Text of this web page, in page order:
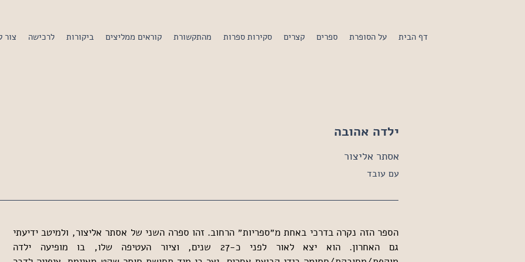
דף הבית על הסופרת ספרים קצרים סקירות ספרות מהתקשורת קוראים ממליצים ביקורות לרכישה צור
ילדה אהובה
אסתר אליצור
עם עובד